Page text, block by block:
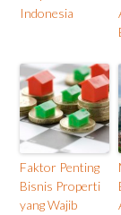
Indonesia
Faktor Penting
Bisnis Properti
yang Wajib